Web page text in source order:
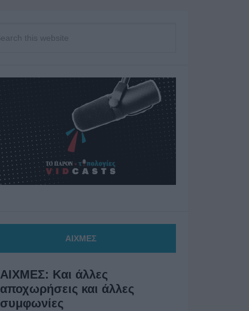
ΑΙΧΜΕΣ
ΑΙΧΜΕΣ: Και άλλες
αποχωρήσεις και άλλες
συμφωνίες